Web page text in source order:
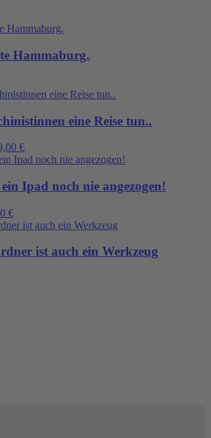
Hammaburg.
eine Reise tun..
€
Ipad noch nie angezogen!
€
ist auch ein Werkzeug